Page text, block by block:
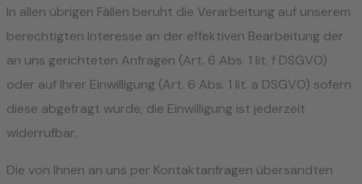
In allen übrigen Fällen beruht die Verarbeitung auf unserem
berechtigten Interesse an der effektiven Bearbeitung der
an uns gerichteten Anfragen (Art. 6 Abs. 1 lit. f DSGVO)
oder auf Ihrer Einwilligung (Art. 6 Abs. 1 lit. a DSGVO) sofern
diese abgefragt wurde; die Einwilligung ist jederzeit
widerrufbar.
Die von Ihnen an uns per Kontaktanfragen übersandten